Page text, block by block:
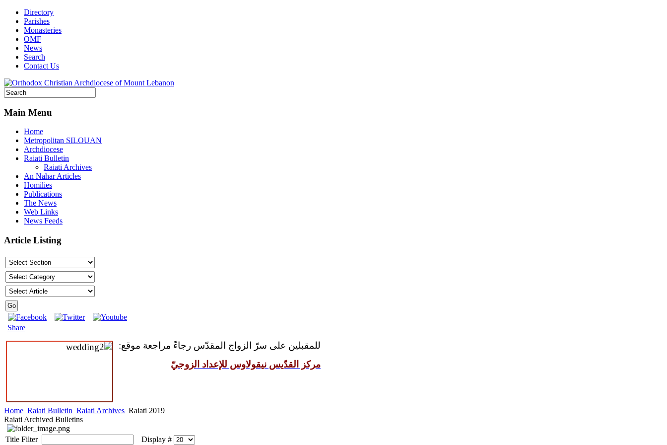
Directory
Parishes
Monasteries
OMF
News
Search
Contact Us
Main Menu
Home
Metropolitan SILOUAN
Archdiocese
Raiati Bulletin
Raiati Archives
An Nahar Articles
Homilies
Publications
The News
Web Links
News Feeds
Article Listing
Share
للمقبلين على سرّ الزواج المقدّس رجاءً مراجعة موقع:
مركز القدّيس نيقولاوس للإعداد الزوجيّ
Home Raiati Bulletin Raiati Archives Raiati 2019
Raiati Archived Bulletins
Title Filter
Display #